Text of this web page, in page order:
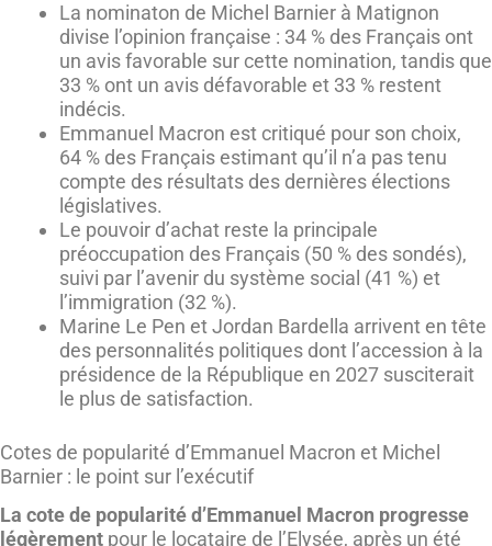
La nominaton de Michel Barnier à Matignon
divise l’opinion française : 34 % des Français ont
un avis favorable sur cette nomination, tandis que
33 % ont un avis défavorable et 33 % restent
indécis.
Emmanuel Macron est critiqué pour son choix,
64 % des Français estimant qu’il n’a pas tenu
compte des résultats des dernières élections
législatives.
Le pouvoir d’achat reste la principale
préoccupation des Français (50 % des sondés),
suivi par l’avenir du système social (41 %) et
l’immigration (32 %).
Marine Le Pen et Jordan Bardella arrivent en tête
des personnalités politiques dont l’accession à la
présidence de la République en 2027 susciterait
le plus de satisfaction.
Cotes de popularité d’Emmanuel Macron et Michel
Barnier : le point sur l’exécutif
La cote de popularité d’Emmanuel Macron progresse
légèrement pour le locataire de l’Elysée, après un été